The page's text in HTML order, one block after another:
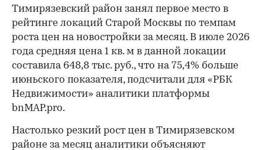
Тимирязевский район занял первое место в
рейтинге локаций Старой Москвы по темпам
роста цен на новостройки за месяц. В июле 2026
года средняя цена 1 кв. м в данной локации
составила 648,8 тыс. руб., что на 75,4% больше
июньского показателя, подсчитали для «РБК
Недвижимости» аналитики платформы
bnMAP.pro.
Настолько резкий рост цен в Тимирязевском
районе за месяц аналитики объясняют